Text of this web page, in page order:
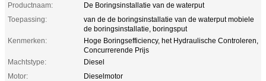
Productnaam:
De Boringsinstallatie van de waterput
Toepassing:
van de de boringsinstallatie van de waterput mobiele
de boringsinstallatie, boringsput
Kenmerken:
Hoge Boringsefficiency, het Hydraulische Controleren,
Concurrerende Prijs
Machtstype:
Diesel
Motor:
Dieselmotor